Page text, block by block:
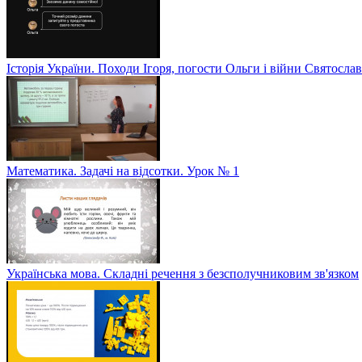
Історія України. Походи Ігоря, погости Ольги і війни
Математика. Задачі на відсотки. Урок № 1
Українська мова. Складні речення з безсполучниковим зв'язком